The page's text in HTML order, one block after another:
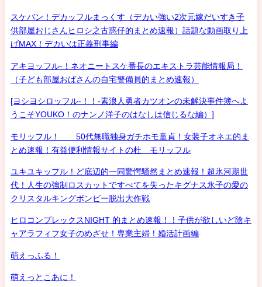
スケバン！デカッフルまっくす（デカい強い2次元嫁だいすき子
供部屋おじさんヒロシ之古惑仔的まとめ速報）話題な動画取り上
げMAX！デカいは正義刑事編
アキヨッフル-！ネオニートスケ番長のエキストラ芸能情報局！
（子ども部屋おばさんの自宅警備員的まとめ速報）
[ヨシヨシロッフル-！！-素浪人勇者カツオンの未解決事件簿へよ
うこそYOUKO！のナンノ洋子のはなしは信じるな編）]
モリッフル！ 50代無職独身ガチホモ童貞！女装子オネエ的ま
とめ速報！有益便利情報サイトの杜 モリッフル
ユキユキッフル！ど底辺的一同驚愕騒然まとめ速報！超氷河期世
代！人生の強制ロスカットですべてを失ったキグナス氷子の愛の
クリスタルキングボンビー脱出大作戦
ヒロコンプレックスNIGHT 的まとめ速報！！子供が欲しいど陰キ
ャアラフィフ女子のめざせ！専業主婦！婚活計画編
萌えっふる！
萌えっとこあに！